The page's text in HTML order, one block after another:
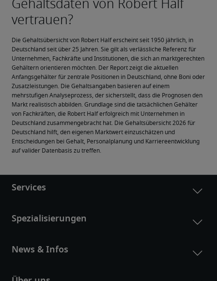
Die Gehaltsübersicht von Robert Half erscheint seit 1950 jährlich, in
Deutschland seit über 25 Jahren. Sie gilt als verlässliche Referenz für
Unternehmen, Fachkräfte und Institutionen, die sich an marktgerechten
Gehältern orientieren möchten. Der Report zeigt die aktuellen
Anfangsgehälter für zentrale Positionen in Deutschland, ohne Boni oder
Zusatzleistungen. Die Gehaltsangaben basieren auf einem
mehrstufigen Analyseprozess, der sicherstellt, dass die Prognosen den
Markt realistisch abbilden. Grundlage sind die tatsächlichen Gehälter
von Fachkräften, die Robert Half erfolgreich mit Unternehmen in
Deutschland zusammengebracht hat. Die Gehaltsübersicht 2026 für
Deutschland hilft, den eigenen Marktwert einzuschätzen und
Entscheidungen bei Gehalt, Personalplanung und Karriereentwicklung
auf valider Datenbasis zu treffen.